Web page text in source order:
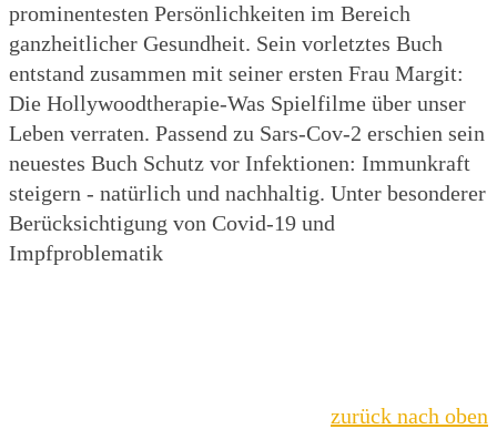
prominentesten Persönlichkeiten im Bereich
ganzheitlicher Gesundheit. Sein vorletztes Buch
entstand zusammen mit seiner ersten Frau Margit:
Die Hollywoodtherapie-Was Spielfilme über unser
Leben verraten. Passend zu Sars-Cov-2 erschien sein
neuestes Buch Schutz vor Infektionen: Immunkraft
steigern - natürlich und nachhaltig. Unter besonderer
Berücksichtigung von Covid-19 und
Impfproblematik
zurück nach oben